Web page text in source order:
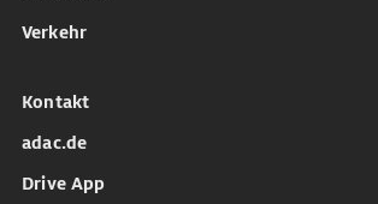
Verkehr
Kontakt
adac.de
Drive App